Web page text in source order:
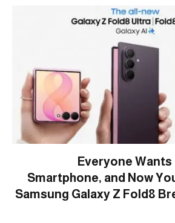
Everyone Wants
Smartphone, and Now
Samsung Galaxy Z Fold8